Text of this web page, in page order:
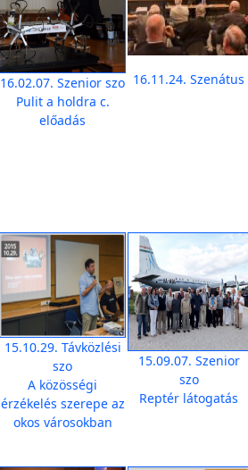
16.02.07. Szenior szo
Pulit a holdra c.
előadás
16.11.24. Szenátus
15.10.29. Távközlési
szo
A közösségi
érzékelés szerepe az
okos városokban
15.09.07. Szenior
szo
Reptér látogatás